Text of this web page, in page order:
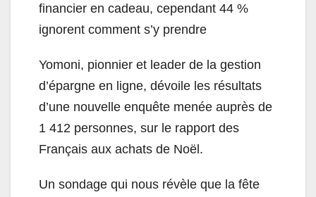
financier en cadeau, cependant 44 %
ignorent comment s’y prendre
Yomoni, pionnier et leader de la gestion
d’épargne en ligne, dévoile les résultats
d’une nouvelle enquête menée auprès de
1 412 personnes, sur le rapport des
Français aux achats de Noël.
Un sondage qui nous révèle que la fête